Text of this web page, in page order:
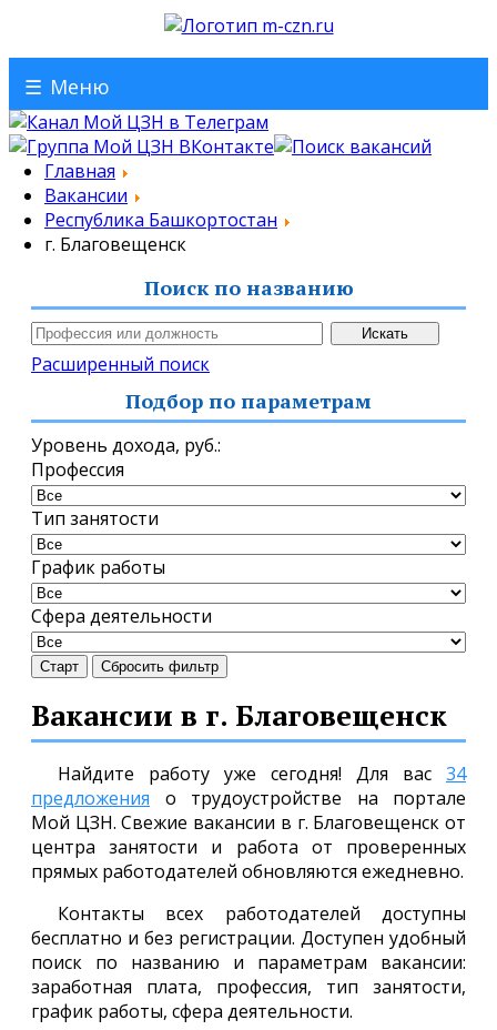
☰ Меню
Главная
Вакансии
Республика Башкортостан
г. Благовещенск
Поиск по названию
Расширенный поиск
Подбор по параметрам
Уровень дохода, руб.:
Профессия
Тип занятости
График работы
Сфера деятельности
Старт Сбросить фильтр
Вакансии в г. Благовещенск
Найдите работу уже сегодня! Для вас 34
предложения о трудоустройстве на портале
Мой ЦЗН. Свежие вакансии в г. Благовещенск от
центра занятости и работа от проверенных
прямых работодателей обновляются ежедневно.
Контакты всех работодателей доступны
бесплатно и без регистрации. Доступен удобный
поиск по названию и параметрам вакансии:
заработная плата, профессия, тип занятости,
график работы, сфера деятельности.